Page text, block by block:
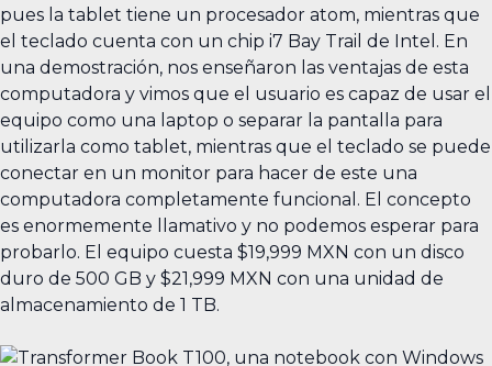
pues la tablet tiene un procesador atom, mientras que
el teclado cuenta con un chip i7 Bay Trail de Intel. En
una demostración, nos enseñaron las ventajas de esta
computadora y vimos que el usuario es capaz de usar el
equipo como una laptop o separar la pantalla para
utilizarla como tablet, mientras que el teclado se puede
conectar en un monitor para hacer de este una
computadora completamente funcional. El concepto
es enormemente llamativo y no podemos esperar para
probarlo. El equipo cuesta $19,999 MXN con un disco
duro de 500 GB y $21,999 MXN con una unidad de
almacenamiento de 1 TB.